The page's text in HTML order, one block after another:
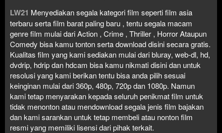
LW21 Menyediakan segala kategori film seperti film asia
terbaru serta film barat paling baru , tentu segala macam
genre film mulai dari Action , Crime , Thriller , Horror Ataupun
Comedy bisa kamu tonton serta download disini secara gratis.
Kualitas film yang kami sediakan mulai dari bluray, web-dl, hd,
dvdrip, hdrip dan hdcam bisa kamu nikmati disini dan untuk
resolusi yang kami berikan tentu bisa anda pilih sesuai
keinginan mulai dari 360p, 480p, 720p dan 1080p. Namun
kami tetap menyarakan kepada seluruh penikmat film untuk
tidak menonton atau mendownload segala jenis film bajakan
dan kami sarankan untuk tetap membeli atau nonton film
resmi yang memiliki lisensi dari pihak terkait.